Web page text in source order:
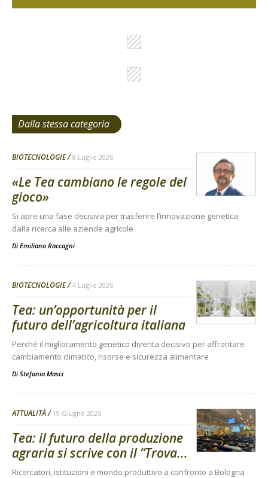
Dalla stessa categoria
BIOTECNOLOGIE 8 Luglio 2026
«Le Tea cambiano le regole del
gioco»
Si apre una fase decisiva per trasferire l’innovazione genetica
dalla ricerca alle aziende agricole
Di Emiliano Raccagni
BIOTECNOLOGIE 4 Luglio 2026
Tea: un’opportunità per il
futuro dell’agricoltura italiana
Perché il miglioramento genetico diventa decisivo per affrontare
cambiamento climatico, risorse e sicurezza alimentare
Di Stefania Masci -
ATTUALITÀ 19 Giugno 2026
Tea: il futuro della produzione
agraria si scrive con il “Trova...
Ricercatori, istituzioni e mondo produttivo a confronto a Bologna